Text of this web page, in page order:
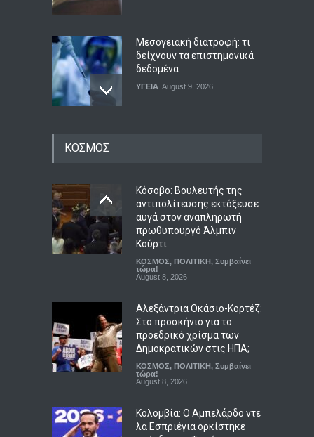
Μεσογειακή διατροφή: τι
δείχνουν τα επιστημονικά
δεδομένα
ΥΓΕΙΑ August 9, 2026
Άκρως ζωδιακό: Τα do’s &
don’ts της εβδομάδας 9–15
Αυγούστου 2026
ΖΩΔΙΑ
August 9, 2026
ΚΟΣΜΟΣ
Κόσοβο: Βουλευτής της
αντιπολίτευσης εκτόξευσε
αυγά στον αναπληρωτή
πρωθυπουργό Άλμπιν
Κούρτι
ΚΟΣΜΟΣ, ΠΟΛΙΤΙΚΗ, Συμβαίνει
τώρα!
August 8, 2026
Αλεξάντρια Οκάσιο-Κορτέζ:
Στο προσκήνιο για το
προεδρικό χρίσμα των
Δημοκρατικών στις ΗΠΑ;
ΚΟΣΜΟΣ, ΠΟΛΙΤΙΚΗ, Συμβαίνει
τώρα!
August 8, 2026
Κολομβία: Ο Αμπελάρδο ντε
λα Εσπριέγια ορκίστηκε